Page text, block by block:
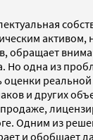
активом,
обращает
Но одна из
реальной
и других
Одним из
и обобщает